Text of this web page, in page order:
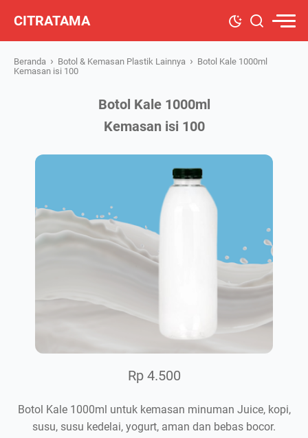
CITRATAMA
Beranda › Botol & Kemasan Plastik Lainnya › Botol Kale 1000ml
Kemasan isi 100
Botol Kale 1000ml
Kemasan isi 100
Rp 4.500
Botol Kale 1000ml untuk kemasan minuman Juice, kopi,
susu, susu kedelai, yogurt, aman dan bebas bocor.